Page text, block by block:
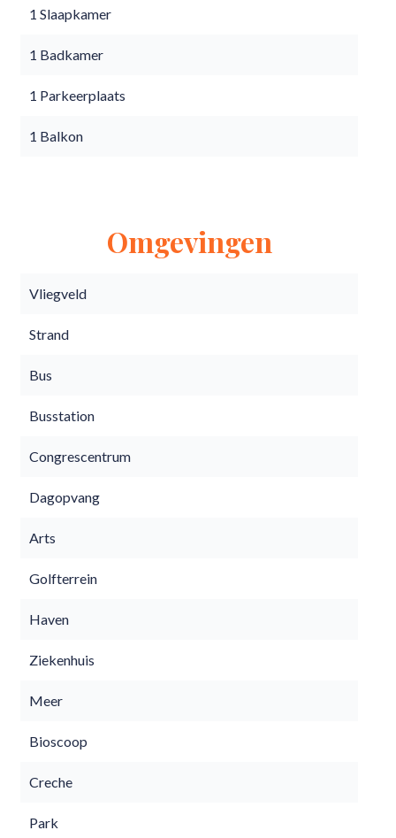
1 Slaapkamer
1 Badkamer
1 Parkeerplaats
1 Balkon
Omgevingen
Vliegveld
Strand
Bus
Busstation
Congrescentrum
Dagopvang
Arts
Golfterrein
Haven
Ziekenhuis
Meer
Bioscoop
Creche
Park